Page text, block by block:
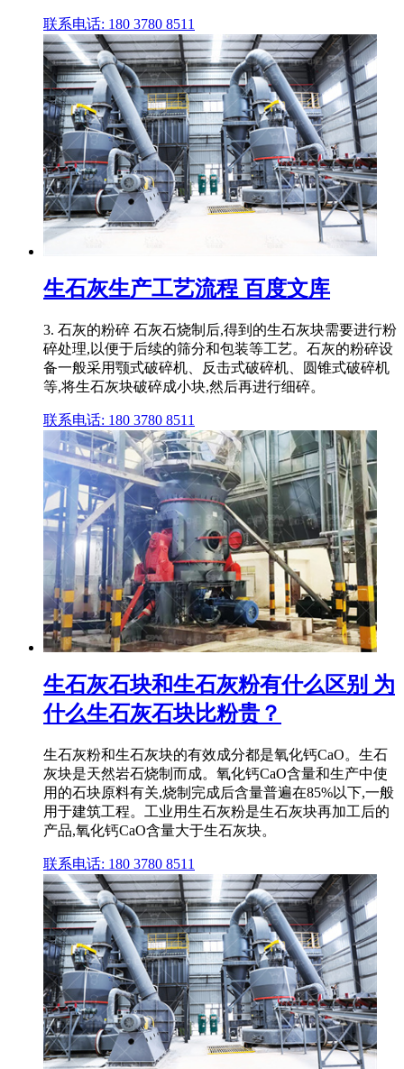
联系电话: 180 3780 8511
生石灰生产工艺流程 百度文库
3. 石灰的粉碎 石灰石烧制后,得到的生石灰块需要进行粉
碎处理,以便于后续的筛分和包装等工艺。石灰的粉碎设
备一般采用颚式破碎机、反击式破碎机、圆锥式破碎机
等,将生石灰块破碎成小块,然后再进行细碎。
联系电话: 180 3780 8511
生石灰石块和生石灰粉有什么区别 为
什么生石灰石块比粉贵？
生石灰粉和生石灰块的有效成分都是氧化钙CaO。生石
灰块是天然岩石烧制而成。氧化钙CaO含量和生产中使
用的石块原料有关,烧制完成后含量普遍在85%以下,一般
用于建筑工程。工业用生石灰粉是生石灰块再加工后的
产品,氧化钙CaO含量大于生石灰块。
联系电话: 180 3780 8511